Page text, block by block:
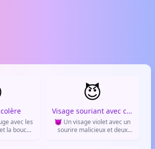
avec les
la bouche
😈
Visage souriant avec cornes
😈 Un visage violet avec un
sourire malicieux et deux